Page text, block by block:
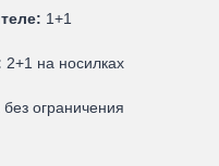
1+1
2+1 на носилках
без ограничения